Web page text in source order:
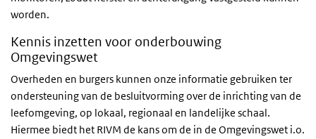
worden.
Kennis inzetten voor onderbouwing
Omgevingswet
Overheden en burgers kunnen onze informatie gebruiken ter
ondersteuning van de besluitvorming over de inrichting van de
leefomgeving, op lokaal, regionaal en landelijke schaal.
Hiermee biedt het RIVM de kans om de in de Omgevingswet i.o.